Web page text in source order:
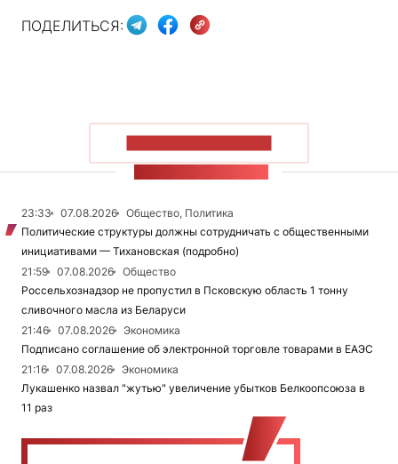
ПОДЕЛИТЬСЯ:
23:33 07.08.2026
Общество, Политика
Политические структуры должны сотрудничать с общественными
инициативами — Тихановская (подробно)
21:59
07.08.2026
Общество
Россельхознадзор не пропустил в Псковскую область 1 тонну
сливочного масла из Беларуси
21:46
07.08.2026
Экономика
Подписано соглашение об электронной торговле товарами в ЕАЭС
21:16
07.08.2026
Экономика
Лукашенко назвал "жутью" увеличение убытков Белкоопсоюза в
11 раз